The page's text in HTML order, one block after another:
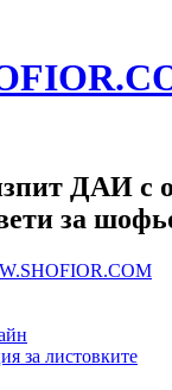
ДАИ с
за
за листовките